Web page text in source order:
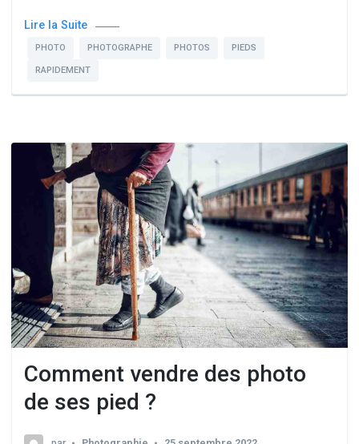
Lire la Suite
PHOTO PHOTOGRAPHE PHOTOS PIEDS
RAPIDEMENT
Comment vendre des photo
de ses pied ?